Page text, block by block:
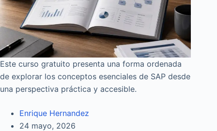
Este curso gratuito presenta una forma ordenada
de explorar los conceptos esenciales de SAP desde
una perspectiva práctica y accesible.
Enrique Hernandez
24 mayo, 2026